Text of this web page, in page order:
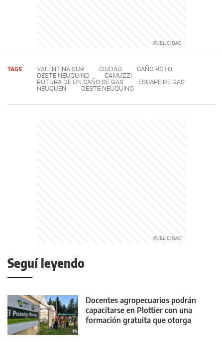
TAGS VALENTINA SUR CIUDAD
CAÑO ROTO
OESTE NEUQUINO
CAMUZZI
ROTURA DE UN CAÑO DE GAS
ESCAPE DE GAS
NEUQUEN
OESTE NEUQUINO
Seguí leyendo
Docentes agropecuarios podrán
capacitarse en Plottier con una
formación gratuita que otorga